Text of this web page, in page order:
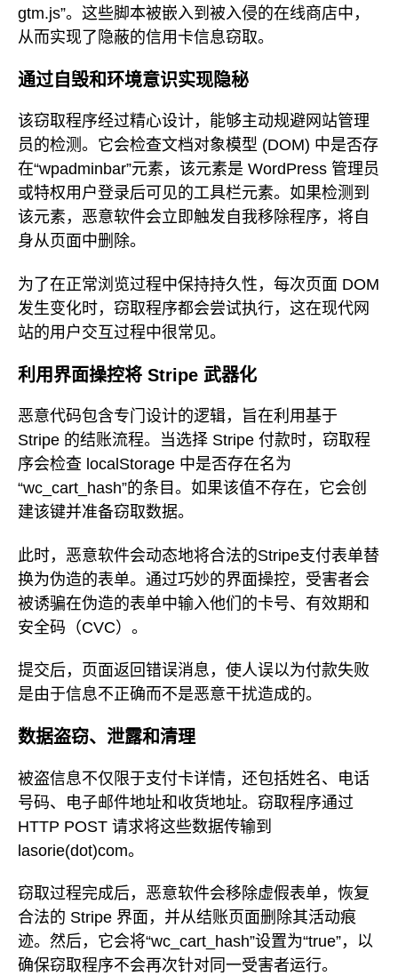
gtm.js”。这些脚本被嵌入到被入侵的在线商店中，
从而实现了隐蔽的信用卡信息窃取。
通过自毁和环境意识实现隐秘
该窃取程序经过精心设计，能够主动规避网站管理
员的检测。它会检查文档对象模型 (DOM) 中是否存
在“wpadminbar”元素，该元素是 WordPress 管理员
或特权用户登录后可见的工具栏元素。如果检测到
该元素，恶意软件会立即触发自我移除程序，将自
身从页面中删除。
为了在正常浏览过程中保持持久性，每次页面 DOM
发生变化时，窃取程序都会尝试执行，这在现代网
站的用户交互过程中很常见。
利用界面操控将 Stripe 武器化
恶意代码包含专门设计的逻辑，旨在利用基于
Stripe 的结账流程。当选择 Stripe 付款时，窃取程
序会检查 localStorage 中是否存在名为
“wc_cart_hash”的条目。如果该值不存在，它会创
建该键并准备窃取数据。
此时，恶意软件会动态地将合法的Stripe支付表单替
换为伪造的表单。通过巧妙的界面操控，受害者会
被诱骗在伪造的表单中输入他们的卡号、有效期和
安全码（CVC）。
提交后，页面返回错误消息，使人误以为付款失败
是由于信息不正确而不是恶意干扰造成的。
数据盗窃、泄露和清理
被盗信息不仅限于支付卡详情，还包括姓名、电话
号码、电子邮件地址和收货地址。窃取程序通过
HTTP POST 请求将这些数据传输到
lasorie(dot)com。
窃取过程完成后，恶意软件会移除虚假表单，恢复
合法的 Stripe 界面，并从结账页面删除其活动痕
迹。然后，它会将“wc_cart_hash”设置为“true”，以
确保窃取程序不会再次针对同一受害者运行。